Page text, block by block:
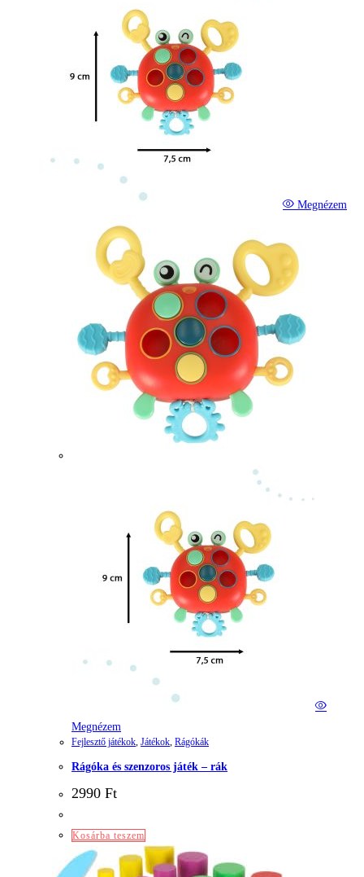
Megnézem
Megnézem
Fejlesztő játékok, Játékok, Rágókák
Rágóka és szenzoros játék – rák
2990 Ft
Kosárba teszem